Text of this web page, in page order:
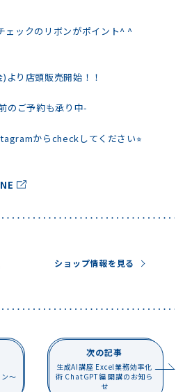
ェックのリボンがポイント^ ^
より店頭販売開始！！
のご予約も承り中-
からcheckしてください⭐︎
ショップ情報を見る
〜
次の記事
生成AI講座 Excel業務効率化
術 ChatGPT編 開講のお知ら
せ